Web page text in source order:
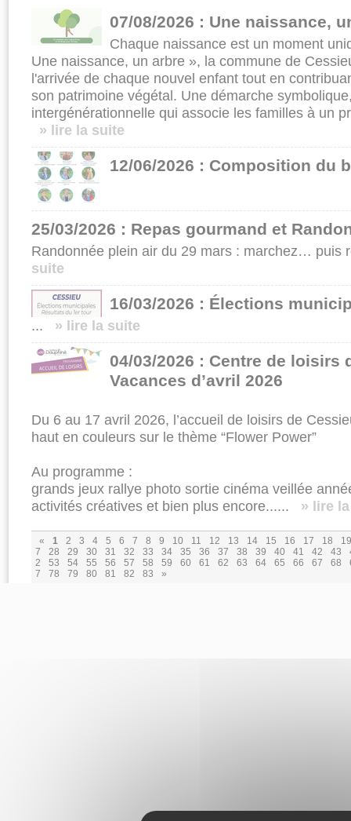
07/08/2026 : Une naissance,
Chaque naissance est un moment
Une naissance, un arbre », la commune de
l'arrivée de chaque nouvel enfant tout en
son patrimoine végétal. Une démarche
intergénérationnelle qui associe les familles à un
» lire la suite
12/06/2026 : Composition du
25/03/2026 : Repas gourmand et
Randonnée plein air du 29 mars : marchez… puis
suite
16/03/2026 : Élections
... » lire la suite
04/03/2026 : Centre de loisirs
Vacances d’avril 2026
Du 6 au 17 avril 2026, l’accueil de loisirs de
haut en couleurs sur le thème “Flower Power”
Au programme :
grands jeux rallye photo sortie cinéma veillée
activités créatives et bien plus encore......
» lire
« 1 2 3 4 5 6 7 8 9 10 11 12 13 14 15 16 17 18
19
7
28 29 30 31 32 33 34 35 36 37 38 39 40 41 42 43
2
53 54 55 56 57 58 59 60 61 62 63 64 65 66 67 68
7
78 79 80 81 82 83 »